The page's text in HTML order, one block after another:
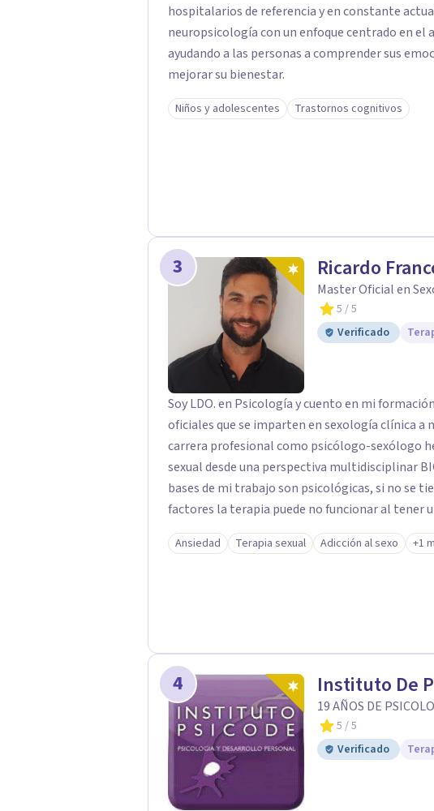
hospitalarios de referencia y en constante
neuropsicología con un enfoque centrado en
ayudando a las personas a comprender sus
mejorar su bienestar.
Niños y adolescentes Trastornos cognitivos
3 Ricardo
Master Oficial en
5 / 5
Verificado
Soy LDO. en Psicología y cuento en mi
oficiales que se imparten en sexología clínica a
carrera profesional como psicólogo-sexólogo
sexual desde una perspectiva multidisciplinar
bases de mi trabajo son psicológicas, si no se
factores la terapia puede no funcionar al tener
excluyendo de antemano otros factores que pueden influir. Mi
para conseguir una mejora global de tu
buena autoestima y una relación saludable de
Ansiedad Terapia sexual Adicción al sexo +1
4 Instituto De
19 AÑOS DE
5 / 5
Verificado